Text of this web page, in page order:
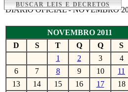
BUSCAR LEIS E DECRETOS
DIÁRIO OFICIAL - NOVEMBRO
NOVEMBRO 2011
D
S T Q Q S
1
2 3 4
6
7 8 9 10 11
13
14 15 16 17 18